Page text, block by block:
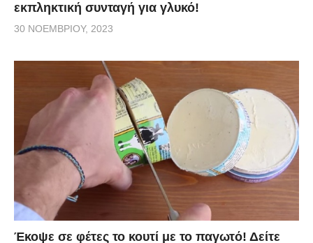
εκπληκτική συνταγή για γλυκό!
30 ΝΟΕΜΒΡΊΟΥ, 2023
Έκοψε σε φέτες το κουτί με το παγωτό! Δείτε